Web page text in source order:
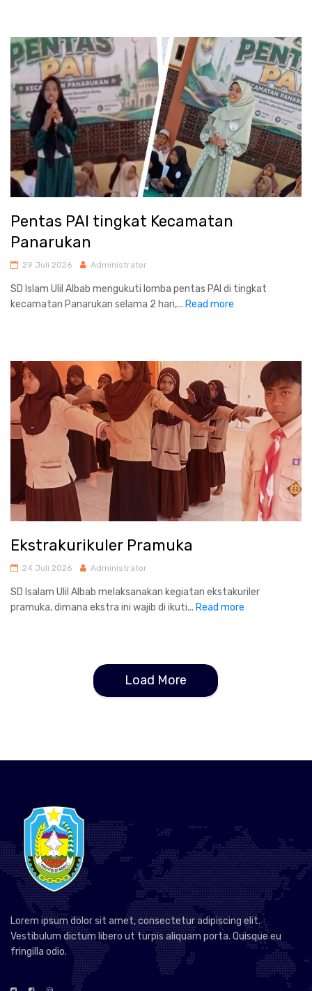
Pentas PAI tingkat Kecamatan
Panarukan
29 Juli 2026 Administrator
SD Islam Ulil Albab mengukuti lomba pentas PAI di tingkat
kecamatan Panarukan selama 2 hari,... Read more
Ekstrakurikuler Pramuka
24 Juli 2026 Administrator
SD Isalam Ulil Albab melaksanakan kegiatan ekstakuriler
pramuka, dimana ekstra ini wajib di ikuti... Read more
Load More
Lorem ipsum dolor sit amet, consectetur adipiscing elit.
Vestibulum dictum libero ut turpis aliquam porta. Quisque eu
fringilla odio.